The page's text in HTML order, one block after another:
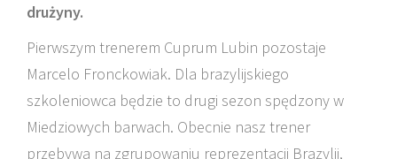
drużyny.
Pierwszym trenerem Cuprum Lubin pozostaje
Marcelo Fronckowiak. Dla brazylijskiego
szkoleniowca będzie to drugi sezon spędzony w
Miedziowych barwach. Obecnie nasz trener
przebywa na zgrupowaniu reprezentacji Brazylii,